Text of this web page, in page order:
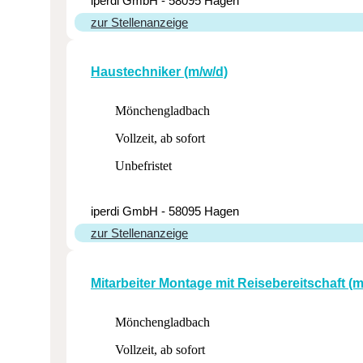
zur Stellenanzeige
Haus­tech­niker (m/w/d)
Mönchengladbach
Vollzeit, ab sofort
Unbefristet
iperdi GmbH - 58095 Hagen
zur Stellenanzeige
Mitar­beiter Montage mit Reise­be­reit­schaft
Mönchengladbach
Vollzeit, ab sofort